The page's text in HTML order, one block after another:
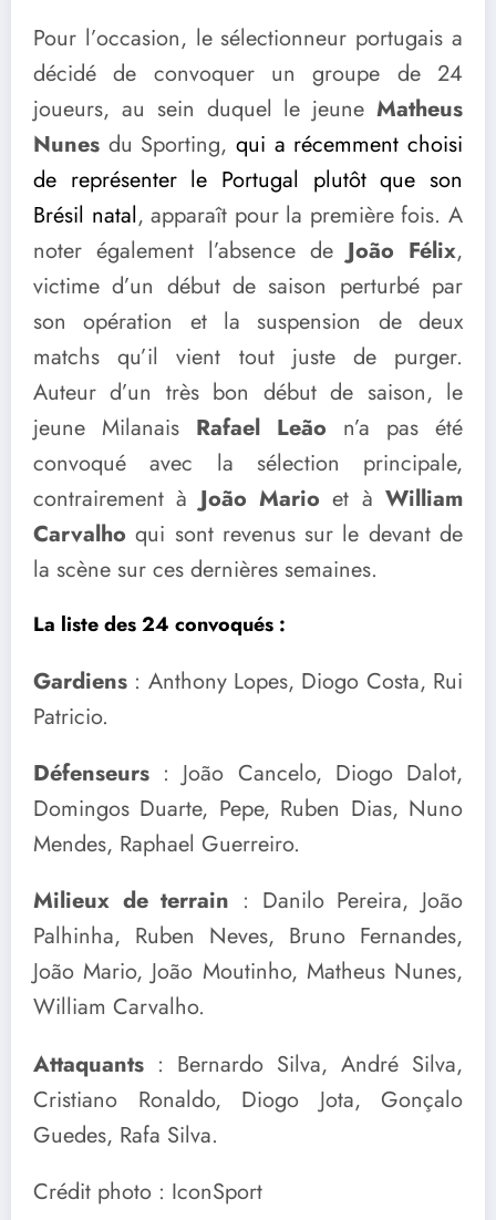
Pour l’occasion, le sélectionneur portugais a
décidé de convoquer un groupe de 24
joueurs, au sein duquel le jeune Matheus
Nunes du Sporting, qui a récemment choisi
de représenter le Portugal plutôt que son
Brésil natal, apparaît pour la première fois. A
noter également l’absence deJoão Félix,
victime d’un début de saison perturbé par
son opération et la suspension de deux
matchs qu’il vient tout juste de purger.
Auteur d’un très bon début de saison, le
jeune Milanais Rafael Leão n’a pas été
convoqué avec la sélection principale,
contrairement àJoão Mario et àWilliam
Carvalho qui sont revenus sur le devant de
la scène sur ces dernières semaines.
La liste des 24 convoqués :
Gardiens : Anthony Lopes, Diogo Costa, Rui
Patricio.
Défenseurs : João Cancelo, Diogo Dalot,
Domingos Duarte, Pepe, Ruben Dias, Nuno
Mendes, Raphael Guerreiro.
Milieux de terrain : Danilo Pereira, João
Palhinha, Ruben Neves, Bruno Fernandes,
João Mario, João Moutinho, Matheus Nunes,
William Carvalho.
Attaquants : Bernardo Silva, André Silva,
Cristiano Ronaldo, Diogo Jota, Gonçalo
Guedes, Rafa Silva.
Crédit photo : IconSport